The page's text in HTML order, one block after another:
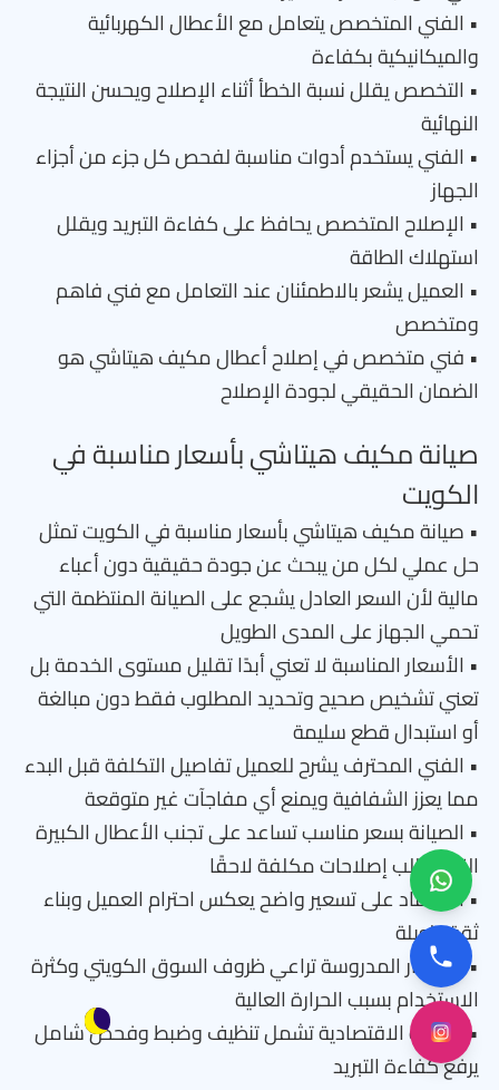
• الفني المتخصص يتعامل مع الأعطال الكهربائية
والميكانيكية بكفاءة
• التخصص يقلل نسبة الخطأ أثناء الإصلاح ويحسن النتيجة
النهائية
• الفني يستخدم أدوات مناسبة لفحص كل جزء من أجزاء
الجهاز
• الإصلاح المتخصص يحافظ على كفاءة التبريد ويقلل
استهلاك الطاقة
• العميل يشعر بالاطمئنان عند التعامل مع فني فاهم
ومتخصص
• فني متخصص في إصلاح أعطال مكيف هيتاشي هو
الضمان الحقيقي لجودة الإصلاح
صيانة مكيف هيتاشي بأسعار مناسبة في
الكويت
• صيانة مكيف هيتاشي بأسعار مناسبة في الكويت تمثل
حل عملي لكل من يبحث عن جودة حقيقية دون أعباء
مالية لأن السعر العادل يشجع على الصيانة المنتظمة التي
تحمي الجهاز على المدى الطويل
• الأسعار المناسبة لا تعني أبدًا تقليل مستوى الخدمة بل
تعني تشخيص صحيح وتحديد المطلوب فقط دون مبالغة
أو استبدال قطع سليمة
• الفني المحترف يشرح للعميل تفاصيل التكلفة قبل البدء
مما يعزز الشفافية ويمنع أي مفاجآت غير متوقعة
• الصيانة بسعر مناسب تساعد على تجنب الأعطال الكبيرة
التي تتطلب إصلاحات مكلفة لاحقًا
• الاعتماد على تسعير واضح يعكس احترام العميل وبناء
ثقة طويلة
• الأسعار المدروسة تراعي ظروف السوق الكويتي وكثرة
الاستخدام بسبب الحرارة العالية
• الصيانة الاقتصادية تشمل تنظيف وضبط وفحص شامل
يرفع كفاءة التبريد